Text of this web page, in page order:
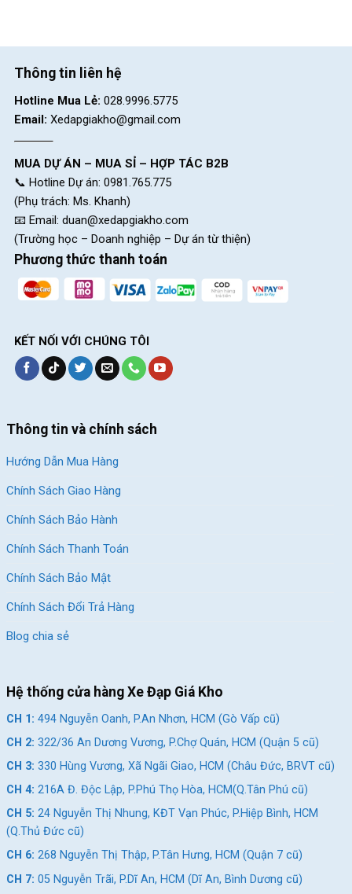
Thông tin liên hệ
Hotline Mua Lẻ: 028.9996.5775
Email: Xedapgiakho@gmail.com
MUA DỰ ÁN – MUA SỈ – HỢP TÁC B2B
📞 Hotline Dự án: 0981.765.775
(Phụ trách: Ms. Khanh)
📧 Email: duan@xedapgiakho.com
(Trường học – Doanh nghiệp – Dự án từ thiện)
Phương thức thanh toán
KẾT NỐI VỚI CHÚNG TÔI
Thông tin và chính sách
Hướng Dẫn Mua Hàng
Chính Sách Giao Hàng
Chính Sách Bảo Hành
Chính Sách Thanh Toán
Chính Sách Bảo Mật
Chính Sách Đổi Trả Hàng
Blog chia sẻ
Hệ thống cửa hàng Xe Đạp Giá Kho
CH 1: 494 Nguyễn Oanh, P.An Nhơn, HCM (Gò Vấp cũ)
CH 2: 322/36 An Dương Vương, P.Chợ Quán, HCM (Quận 5 cũ)
CH 3: 330 Hùng Vương, Xã Ngãi Giao, HCM (Châu Đức, BRVT cũ)
CH 4: 216A Đ. Độc Lập, P.Phú Thọ Hòa, HCM(Q.Tân Phú cũ)
CH 5: 24 Nguyễn Thị Nhung, KĐT Vạn Phúc, P.Hiệp Bình, HCM
(Q.Thủ Đức cũ)
CH 6: 268 Nguyễn Thị Thập, P.Tân Hưng, HCM (Quận 7 cũ)
CH 7: 05 Nguyễn Trãi, P.Dĩ An, HCM (Dĩ An, Bình Dương cũ)